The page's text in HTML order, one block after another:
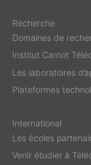
Recherche
Domaines de
Institut Carnot
Les laboratoires
Plateformes
International
Les écoles
Venir étudier à